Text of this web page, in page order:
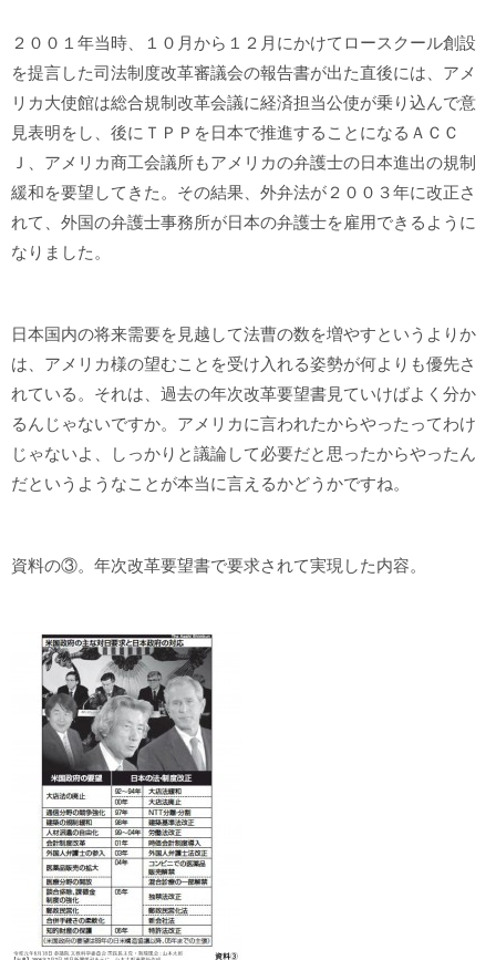
２００１年当時、１０月から１２月にかけてロースクール創設
を提言した司法制度改革審議会の報告書が出た直後には、アメ
リカ大使館は総合規制改革会議に経済担当公使が乗り込んで意
見表明をし、後にＴＰＰを日本で推進することになるＡＣＣ
Ｊ、アメリカ商工会議所もアメリカの弁護士の日本進出の規制
緩和を要望してきた。その結果、外弁法が２００３年に改正さ
れて、外国の弁護士事務所が日本の弁護士を雇用できるように
なりました。
日本国内の将来需要を見越して法曹の数を増やすというよりか
は、アメリカ様の望むことを受け入れる姿勢が何よりも優先さ
れている。それは、過去の年次改革要望書見ていけばよく分か
るんじゃないですか。アメリカに言われたからやったってわけ
じゃないよ、しっかりと議論して必要だと思ったからやったん
だというようなことが本当に言えるかどうかですね。
資料の③。年次改革要望書で要求されて実現した内容。